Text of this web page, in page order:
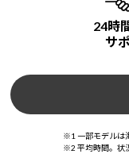
24時
サ
※1 一部モデルは
※2 平均時間。状